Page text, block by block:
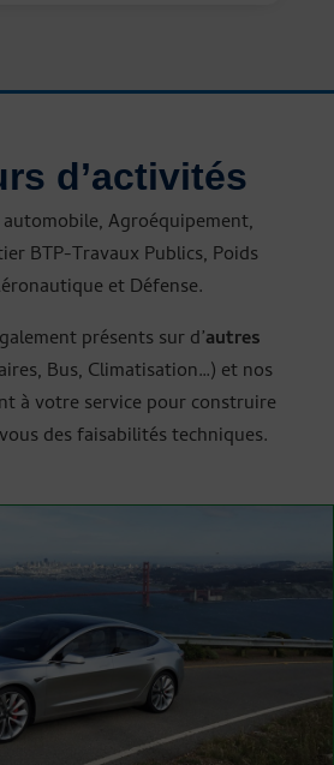
d’activités
Agroéquipement,
BTP-Travaux Publics, Poids
et Défense.
présents sur d’autres
Bus, Climatisation…) et nos
à votre service pour construire
des faisabilités techniques.